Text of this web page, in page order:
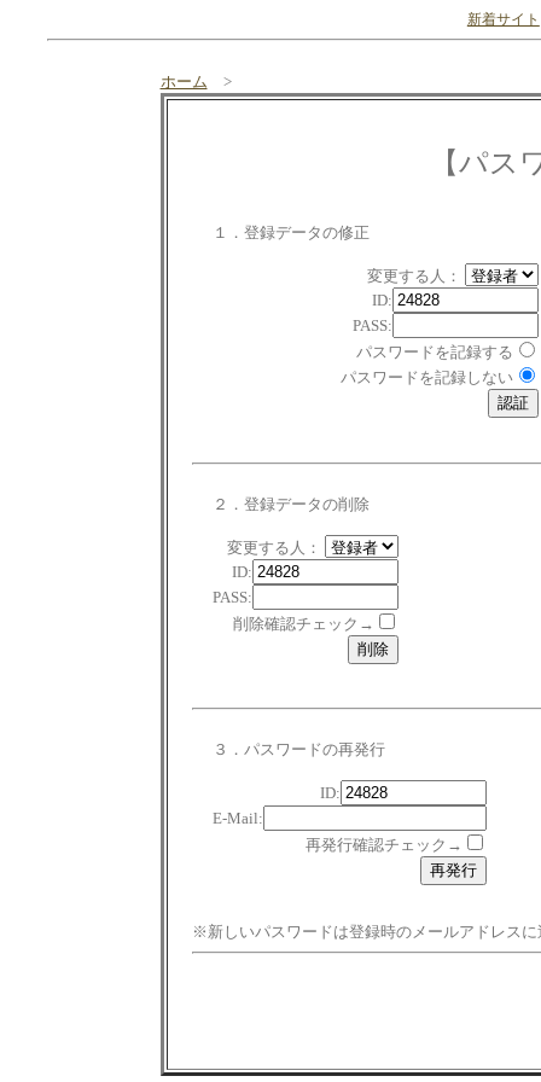
新着サイト
ホーム >
【パス
１．登録データの修正
変更する人：
ID:
PASS:
パスワードを記録する
パスワードを記録しない
２．登録データの削除
変更する人：
ID:
PASS:
削除確認チェック→
３．パスワードの再発行
ID:
E-Mail:
再発行確認チェック→
※新しいパスワードは登録時のメールアドレスに